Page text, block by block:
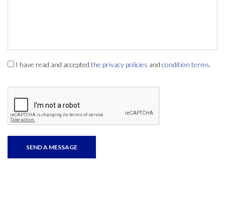
I have read and accepted the privacy policies and condition terms.